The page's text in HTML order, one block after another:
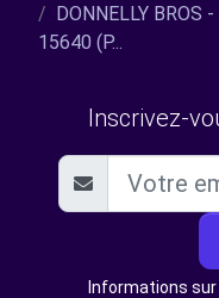
DONNELLY BROS
15640 (P...
Inscrivez-
Informations